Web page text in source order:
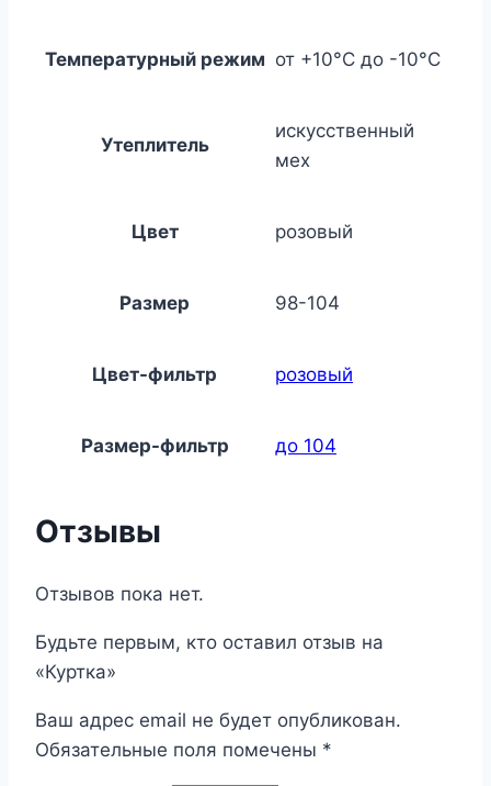
Температурный режим от +10°С до -10°С
Утеплитель
искусственный
мех
Цвет розовый
Размер 98-104
Цвет-фильтр розовый
Размер-фильтр до 104
Отзывы
Отзывов пока нет.
Будьте первым, кто оставил отзыв на
«Куртка»
Ваш адрес email не будет опубликован.
Обязательные поля помечены *